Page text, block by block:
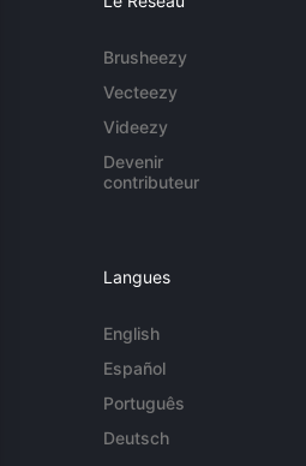
Brusheezy
Vecteezy
Videezy
Devenir
contributeur
Langues
English
Español
Português
Deutsch